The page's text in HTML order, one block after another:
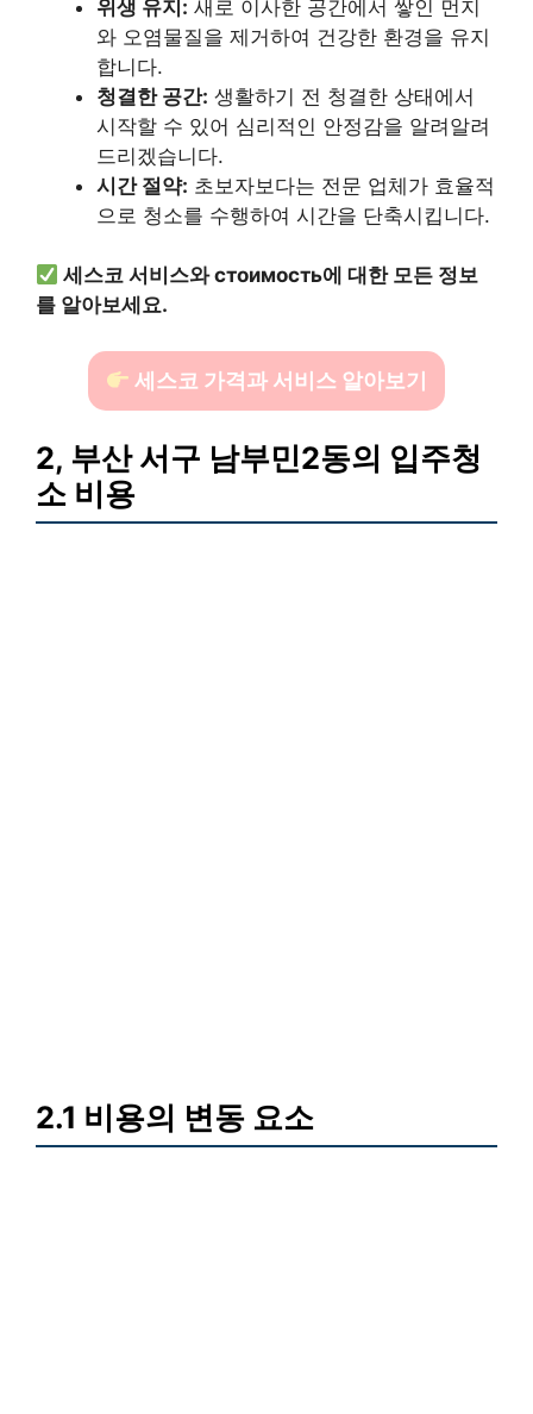
위생 유지: 새로 이사한 공간에서 쌓인 먼지
와 오염물질을 제거하여 건강한 환경을 유지
합니다.
청결한 공간: 생활하기 전 청결한 상태에서
시작할 수 있어 심리적인 안정감을 알려알려
드리겠습니다.
시간 절약: 초보자보다는 전문 업체가 효율적
으로 청소를 수행하여 시간을 단축시킵니다.
세스코 서비스와 стоимость에 대한 모든 정보
를 알아보세요.
세스코 가격과 서비스 알아보기
2, 부산 서구 남부민2동의 입주청
소 비용
2.1 비용의 변동 요소